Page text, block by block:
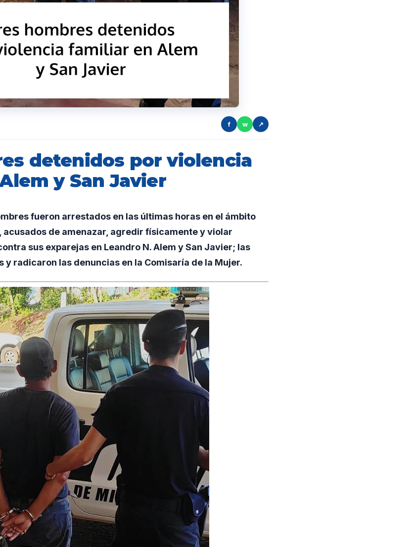
f w ↗
detenidos por violencia
y San Javier
fueron arrestados en las últimas horas en el ámbito
acusados de amenazar, agredir físicamente y violar
sus exparejas en Leandro N. Alem y San Javier; las
radicaron las denuncias en la Comisaría de la Mujer.